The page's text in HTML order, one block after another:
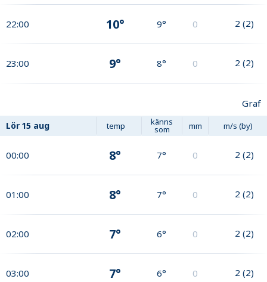
22:00 10° 9° 0 2 (2)
23:00 9° 8° 0 2 (2)
Graf
Lör 15 aug temp känns
som mm m/s (by)
00:00 8° 7° 0 2 (2)
01:00 8° 7° 0 2 (2)
02:00 7° 6° 0 2 (2)
03:00 7° 6° 0 2 (2)